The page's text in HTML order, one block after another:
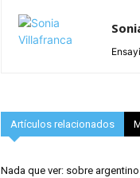
Artículos relacionados
Nada que ver: sobre